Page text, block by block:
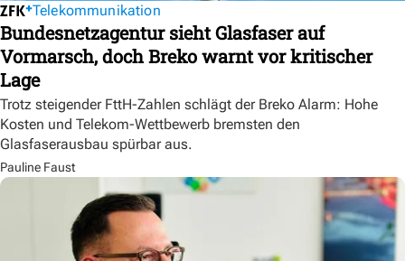
Telekommunikation
Bundesnetzagentur sieht Glasfaser auf
Vormarsch, doch Breko warnt vor kritischer
Lage
Trotz steigender FttH-Zahlen schlägt der Breko Alarm: Hohe
Kosten und Telekom-Wettbewerb bremsten den
Glasfaserausbau spürbar aus.
Pauline Faust